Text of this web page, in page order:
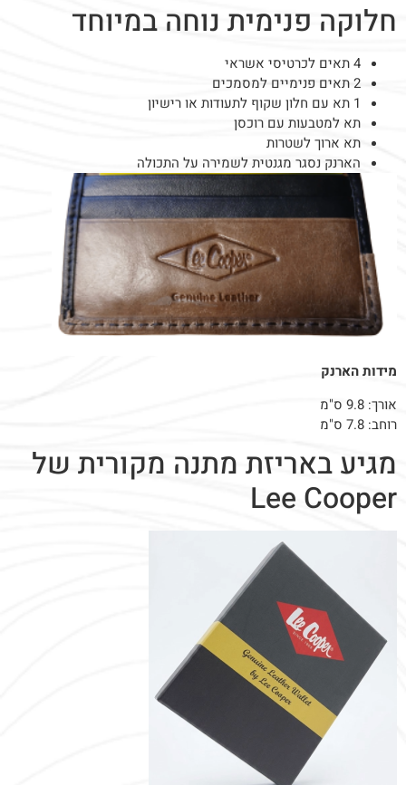
חלוקה פנימית נוחה במיוחד
4 תאים לכרטיסי אשראי
2 תאים פנימיים למסמכים
1 תא עם חלון שקוף לתעודות או רישיון
תא למטבעות עם רוכסן
תא ארוך לשטרות
הארנק נסגר מגנטית לשמירה על התכולה
מידות הארנק
אורך: 9.8 ס"מ
רוחב: 7.8 ס"מ
מגיע באריזת מתנה מקורית של
Lee Cooper